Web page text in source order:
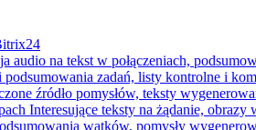
audio na tekst w połączeniach,
podsumowania zadań, listy kontrolne i
źródło pomysłów, teksty
Interesujące teksty na żądanie, obrazy
wątków, pomysły